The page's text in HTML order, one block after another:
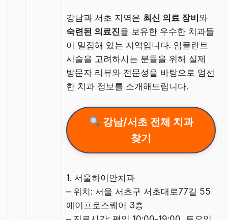
강남과 서초 지역은 최신 의료 장비 와
숙련된 의료진을 보유한 우수한 치과들
이 밀집해 있는 지역입니다. 임플란트
시술을 고려하시는 분들을 위해 실제
방문자 리뷰와 전문성을 바탕으로 엄선
한 치과 정보를 소개해드립니다.
강남/서초 전체 치과
찾기
1. 서울하이안치과
– 위치: 서울 서초구 서초대로77길 55
에이프로스퀘어 3층